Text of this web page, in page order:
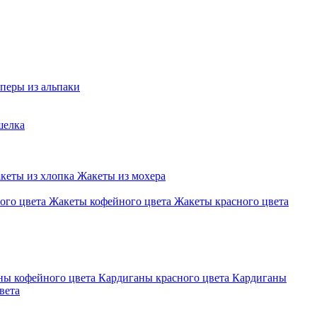
из альпаки
из хлопка Жакеты из мохера
цвета Жакеты кофейного цвета Жакеты красного цвета
кофейного цвета Кардиганы красного цвета Кардиганы